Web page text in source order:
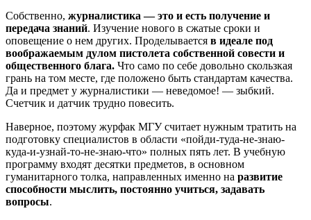
Собственно, журналистика — это и есть получение и
передача знаний. Изучение нового в сжатые сроки и
оповещение о нем других. Проделывается в идеале под
воображаемым дулом пистолета собственной совести и
общественного блага. Что само по себе довольно скользкая
грань на том месте, где положено быть стандартам качества.
Да и предмет у журналистики — неведомое! — зыбкий.
Счетчик и датчик трудно повесить.
Наверное, поэтому журфак МГУ считает нужным тратить на
подготовку специалистов в области «пойди-туда-не-знаю-
куда-и-узнай-то-не-знаю-что» полных пять лет. В учебную
программу входят десятки предметов, в основном
гуманитарного толка, направленных именно на развитие
способности мыслить, постоянно учиться, задавать
вопросы.